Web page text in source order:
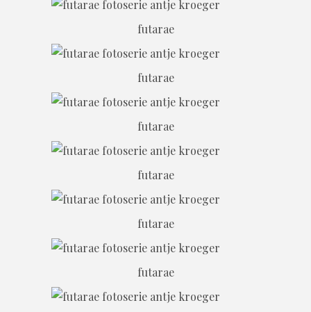
futarae
futarae
futarae
futarae
futarae
futarae